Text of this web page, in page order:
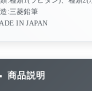
:三菱鉛筆
IN JAPAN
商品説明